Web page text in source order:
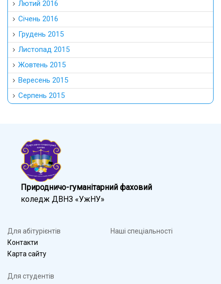
Лютий 2016
Січень 2016
Грудень 2015
Листопад 2015
Жовтень 2015
Вересень 2015
Серпень 2015
Природничо-гуманітарний фаховий
коледж ДВНЗ «УжНУ»
Для абітурієнтів
Контакти
Карта сайту
Наші спеціальності
Для студентів